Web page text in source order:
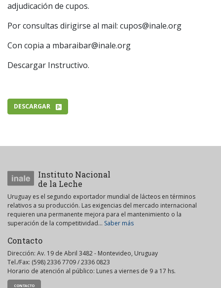
adjudicación de cupos.
Por consultas dirigirse al mail: cupos@inale.org
Con copia a mbaraibar@inale.org
Descargar Instructivo.
DESCARGAR
Instituto Nacional
de la Leche
Uruguay es el segundo exportador mundial de lácteos en términos
relativos a su producción. Las exigencias del mercado internacional
requieren una permanente mejora para el mantenimiento o la
superación de la competitividad... Saber más
Contacto
Dirección: Av. 19 de Abril 3482 - Montevideo, Uruguay
Tel./Fax: (598) 2336 7709 / 2336 0823
Horario de atención al público: Lunes a viernes de 9 a 17 hs.
CONTACTO